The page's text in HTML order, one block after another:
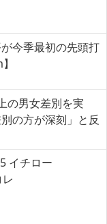
今季最初の先頭打
の男女差別を実
の方が深刻」と反
イチロー